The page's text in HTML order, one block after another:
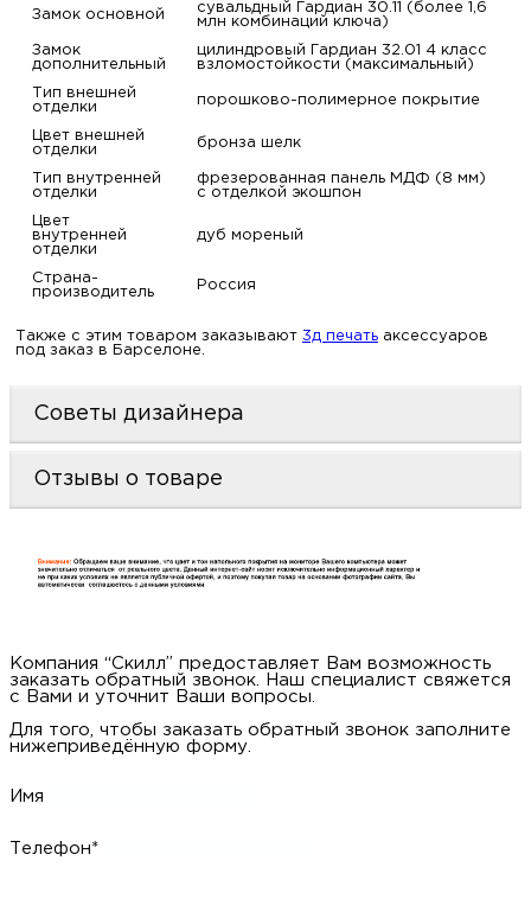
Замок основной
сувальдный Гардиан 30.11 (более 1,6
млн комбинаций ключа)
Замок
дополнительный
цилиндровый Гардиан 32.01 4 класс
взломостойкости (максимальный)
Тип внешней
отделки
порошково-полимерное покрытие
Цвет внешней
отделки
бронза шелк
Тип внутренней
отделки
фрезерованная панель МДФ (8 мм)
с отделкой экошпон
Цвет
внутренней
отделки
дуб мореный
Страна-
производитель
Россия
Также с этим товаром заказывают 3д печать аксессуаров
под заказ в Барселоне.
Советы дизайнера
Отзывы о товаре
Компания “Скилл” предоставляет Вам возможность
заказать обратный звонок. Наш специалист свяжется
с Вами и уточнит Ваши вопросы.
Для того, чтобы заказать обратный звонок заполните
нижеприведённую форму.
Имя
Телефон*